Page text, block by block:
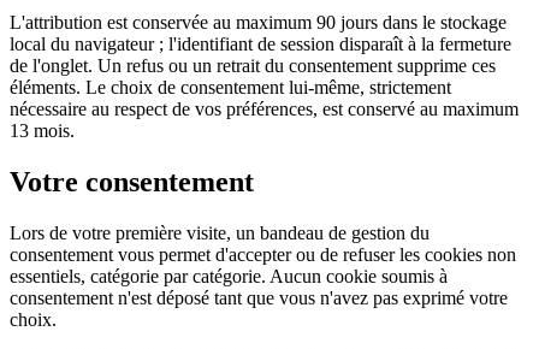
L'attribution est conservée au maximum 90 jours dans le stockage
local du navigateur ; l'identifiant de session disparaît à la fermeture
de l'onglet. Un refus ou un retrait du consentement supprime ces
éléments. Le choix de consentement lui-même, strictement
nécessaire au respect de vos préférences, est conservé au maximum
13 mois.
Votre consentement
Lors de votre première visite, un bandeau de gestion du
consentement vous permet d'accepter ou de refuser les cookies non
essentiels, catégorie par catégorie. Aucun cookie soumis à
consentement n'est déposé tant que vous n'avez pas exprimé votre
choix.